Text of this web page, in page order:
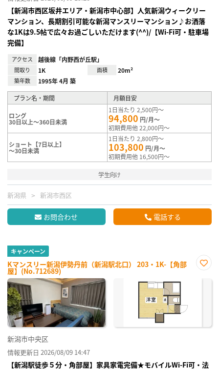
【新潟市西区坂井エリア・新潟市中心部】人気新潟ウィークリー
マンション、長期割引可能な新潟マンスリーマンション♪お洒落
な1Kは9.5帖で広々お過ごしいただけます(^^)/【Wi-Fi可・駐車場
完備】
アクセス 越後線「内野西が丘駅」
間取り 1K 面積 20m²
築年数 1995年 4月 築
プラン名・期間 月額目安
ロング
30日以上～360日未満
1日当たり 2,500円～
94,800 円/月～
初期費用他 22,000円～
ショート【7日以上】
～30日未満
1日当たり 2,800円～
103,800 円/月～
初期費用他 16,500円～
学生向け
新潟県 新潟市西区
お問合わせ 電話する
キャンペーン
Kマンスリー新潟伊勢丹前（新潟駅北口） 203・1K-【角部
屋】(No.712689)
に入
新潟市中央区
情報更新日 2026/08/09 14:47
【新潟駅徒歩５分・角部屋】家具家電完備★モバイルWi-Fi可・法